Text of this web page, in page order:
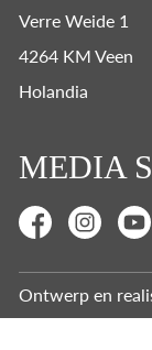
Verre Weide 1
4264 KM Veen
Holandia
MEDIA
Ontwerp en